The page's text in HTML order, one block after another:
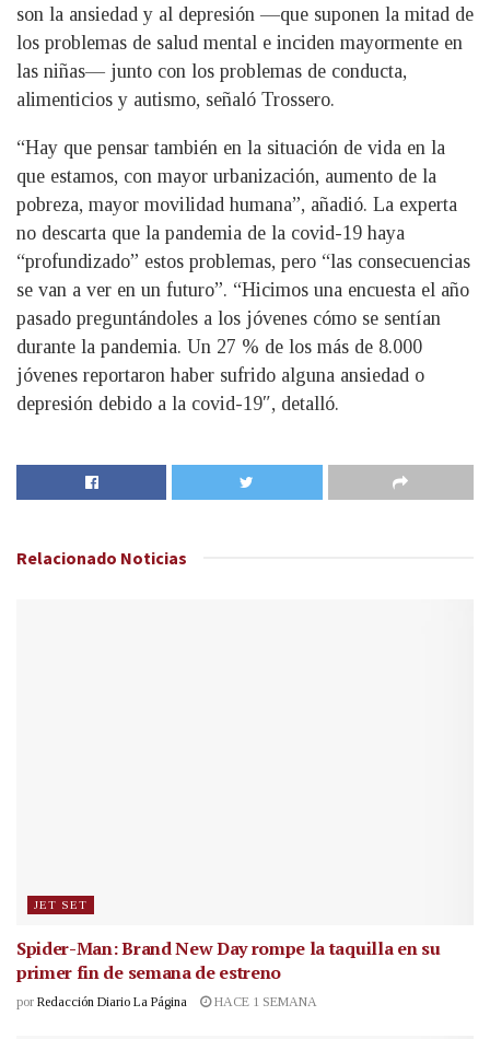
son la ansiedad y al depresión —que suponen la mitad de
los problemas de salud mental e inciden mayormente en
las niñas— junto con los problemas de conducta,
alimenticios y autismo, señaló Trossero.
“Hay que pensar también en la situación de vida en la
que estamos, con mayor urbanización, aumento de la
pobreza, mayor movilidad humana”, añadió. La experta
no descarta que la pandemia de la covid-19 haya
“profundizado” estos problemas, pero “las consecuencias
se van a ver en un futuro”. “Hicimos una encuesta el año
pasado preguntándoles a los jóvenes cómo se sentían
durante la pandemia. Un 27 % de los más de 8.000
jóvenes reportaron haber sufrido alguna ansiedad o
depresión debido a la covid-19″, detalló.
Relacionado Noticias
JET SET
Spider-Man: Brand New Day rompe la taquilla en su
primer fin de semana de estreno
por Redacción Diario La Página HACE 1 SEMANA